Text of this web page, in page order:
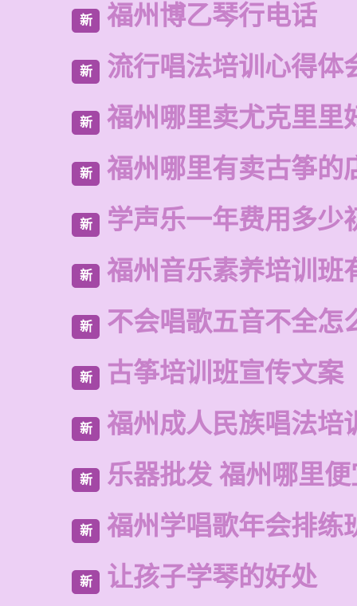
新 福州博乙琴行电话
新 流行唱法培训心得体
新 福州哪里卖尤克里里
新 福州哪里有卖古筝的
新 学声乐一年费用多少
新 福州音乐素养培训班
新 不会唱歌五音不全怎
新 古筝培训班宣传文案
新 福州成人民族唱法培
新 乐器批发 福州哪里
新 福州学唱歌年会排练
新 让孩子学琴的好处